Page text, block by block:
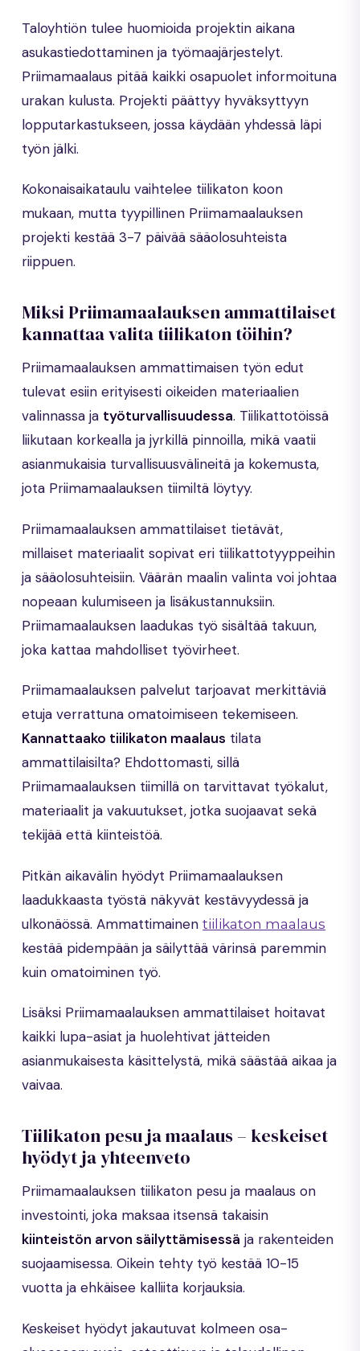
Taloyhtiön tulee huomioida projektin aikana
asukastiedottaminen ja työmaajärjestelyt.
Priimamaalaus pitää kaikki osapuolet informoituna
urakan kulusta. Projekti päättyy hyväksyttyyn
lopputarkastukseen, jossa käydään yhdessä läpi
työn jälki.
Kokonaisaikataulu vaihtelee tiilikaton koon
mukaan, mutta tyypillinen Priimamaalauksen
projekti kestää 3-7 päivää sääolosuhteista
riippuen.
Miksi Priimamaalauksen ammattilaiset
kannattaa valita tiilikaton töihin?
Priimamaalauksen ammattimaisen työn edut
tulevat esiin erityisesti oikeiden materiaalien
valinnassa ja työturvallisuudessa. Tiilikattotöissä
liikutaan korkealla ja jyrkillä pinnoilla, mikä vaatii
asianmukaisia turvallisuusvälineitä ja kokemusta,
jota Priimamaalauksen tiimiltä löytyy.
Priimamaalauksen ammattilaiset tietävät,
millaiset materiaalit sopivat eri tiilikattotyyppeihin
ja sääolosuhteisiin. Väärän maalin valinta voi johtaa
nopeaan kulumiseen ja lisäkustannuksiin.
Priimamaalauksen laadukas työ sisältää takuun,
joka kattaa mahdolliset työvirheet.
Priimamaalauksen palvelut tarjoavat merkittäviä
etuja verrattuna omatoimiseen tekemiseen.
Kannattaako tiilikaton maalaus tilata
ammattilaisilta? Ehdottomasti, sillä
Priimamaalauksen tiimillä on tarvittavat työkalut,
materiaalit ja vakuutukset, jotka suojaavat sekä
tekijää että kiinteistöä.
Pitkän aikavälin hyödyt Priimamaalauksen
laadukkaasta työstä näkyvät kestävyydessä ja
ulkonäössä. Ammattimainentiilikaton maalaus
kestää pidempään ja säilyttää värinsä paremmin
kuin omatoiminen työ.
Lisäksi Priimamaalauksen ammattilaiset hoitavat
kaikki lupa-asiat ja huolehtivat jätteiden
asianmukaisesta käsittelystä, mikä säästää aikaa ja
vaivaa.
Tiilikaton pesu ja maalaus – keskeiset
hyödyt ja yhteenveto
Priimamaalauksen tiilikaton pesu ja maalaus on
investointi, joka maksaa itsensä takaisin
kiinteistön arvon säilyttämisessä ja rakenteiden
suojaamisessa. Oikein tehty työ kestää 10-15
vuotta ja ehkäisee kalliita korjauksia.
Keskeiset hyödyt jakautuvat kolmeen osa-